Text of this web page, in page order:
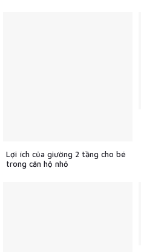
Lợi ích của giường 2 tầng cho bé
trong căn hộ nhỏ